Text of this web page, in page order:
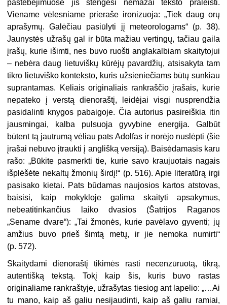
pastebėjimuose jis stengėsi nemažai teksto praleisti.
Viename vėlesniame prieraše ironizuoja: „Tiek daug orų
aprašymų. Galėčiau pasiūlyti jį meteorologams“ (p. 38).
Jaunystės užrašų gal ir būta mažiau vertingų, tačiau gaila
įrašų, kurie išimti, nes buvo ruošti anglakalbiam skaitytojui
– nebėra daug lietuviškų kūrėjų pavardžių, atsisakyta tam
tikro lietuviško konteksto, kuris užsieniečiams būtų sunkiau
suprantamas. Keliais originaliais rankraščio įrašais, kurie
nepateko į verstą dienoraštį, leidėjai visgi nusprendžia
pasidalinti knygos pabaigoje. Čia autorius pasireiškia itin
jausmingai, kalba pulsuoja gyvybine energija. Galbūt
būtent tą jautrumą vėliau pats Adolfas ir norėjo nuslėpti (šie
įrašai nebuvo įtraukti į anglišką versiją). Baisėdamasis karu
rašo: „Būkite pasmerkti tie, kurie savo kraujuotais nagais
išplėšėte nekaltų žmonių širdį!“ (p. 516). Apie literatūrą irgi
pasisako kietai. Pats būdamas naujosios kartos atstovas,
baisisi, kaip mokykloje galima skaityti apsakymus,
nebeatitinkančius laiko dvasios (Šatrijos Raganos
„Sename dvare“): „Tai žmonės, kurie pavėlavo gyventi; jų
amžius buvo prieš šimtą metų, ir jie nemoka numirti“
(p. 572).
Skaitydami dienoraštį tikimės rasti necenzūruotą, tikrą,
autentišką tekstą. Tokį kaip šis, kuris buvo rastas
originaliame rankraštyje, užrašytas tiesiog ant lapelio: „…Ai
tu mano, kaip aš galiu nesijaudinti, kaip aš galiu ramiai,